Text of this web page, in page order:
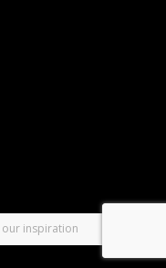
inspiration